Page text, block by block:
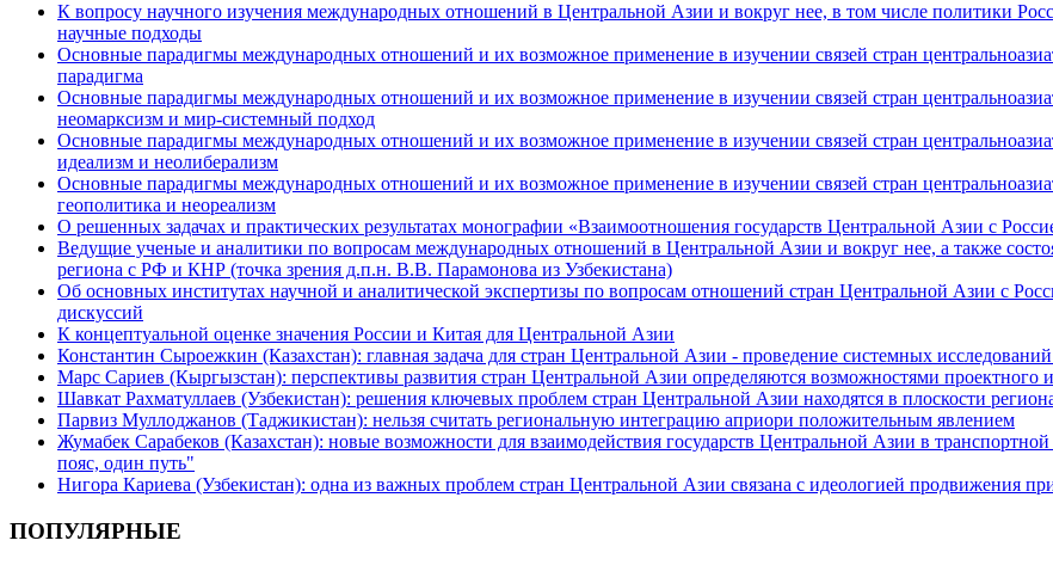
К вопросу научного изучения международных отношений в Центральной Азии и вокруг нее, в том числе политики
научные подходы
Основные парадигмы международных отношений и их возможное применение в изучении связей стран
парадигма
Основные парадигмы международных отношений и их возможное применение в изучении связей стран
неомарксизм и мир-системный подход
Основные парадигмы международных отношений и их возможное применение в изучении связей стран
идеализм и неолиберализм
Основные парадигмы международных отношений и их возможное применение в изучении связей стран
геополитика и неореализм
О решенных задачах и практических результатах монографии «Взаимоотношения государств Центральной Азии с
Ведущие ученые и аналитики по вопросам международных отношений в Центральной Азии и вокруг нее, а также
региона с РФ и КНР (точка зрения д.п.н. В.В. Парамонова из Узбекистана)
Об основных институтах научной и аналитической экспертизы по вопросам отношений стран Центральной Азии с
дискуссий
К концептуальной оценке значения России и Китая для Центральной Азии
Константин Сыроежкин (Казахстан): главная задача для стран Центральной Азии - проведение системных
Марс Сариев (Кыргызстан): перспективы развития стран Центральной Азии определяются возможностями проектного
Шавкат Рахматуллаев (Узбекистан): решения ключевых проблем стран Центральной Азии находятся в плоскости
Парвиз Муллоджанов (Таджикистан): нельзя считать региональную интеграцию априори положительным явлением
Жумабек Сарабеков (Казахстан): новые возможности для взаимодействия государств Центральной Азии в
пояс, один путь"
Нигора Кариева (Узбекистан): одна из важных проблем стран Центральной Азии связана с идеологией продвижения
ПОПУЛЯРНЫЕ